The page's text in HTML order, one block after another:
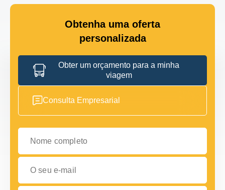
Obtenha uma oferta
personalizada
Obter um orçamento para a minha
viagem
Consulta Empresarial
Nome completo
O seu e-mail